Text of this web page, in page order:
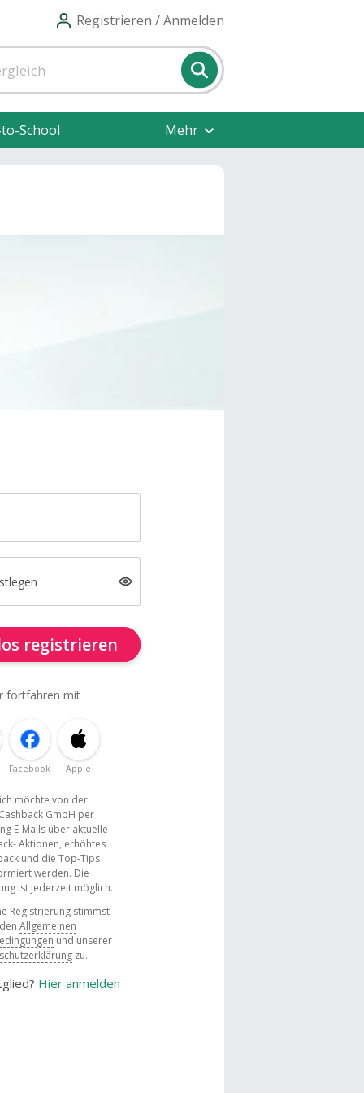
Registrieren / Anmelden
School Mehr
registrieren
fortfahren mit
Facebook Apple
ich möchte von der
GmbH per
E-Mails über aktuelle
Aktionen, erhöhtes
und die Top-Tips
werden. Die
ist jederzeit möglich.
Registrierung stimmst
Allgemeinen
und unserer
zu.
Hier anmelden